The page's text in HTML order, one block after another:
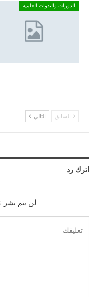
الدورات والندوات العلمية
السابق التالي
اترك رد
لن يتم نشر